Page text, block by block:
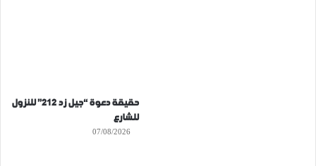
حقيقة دعوة “جيل زد 212” للنزول
للشارع
07/08/2026